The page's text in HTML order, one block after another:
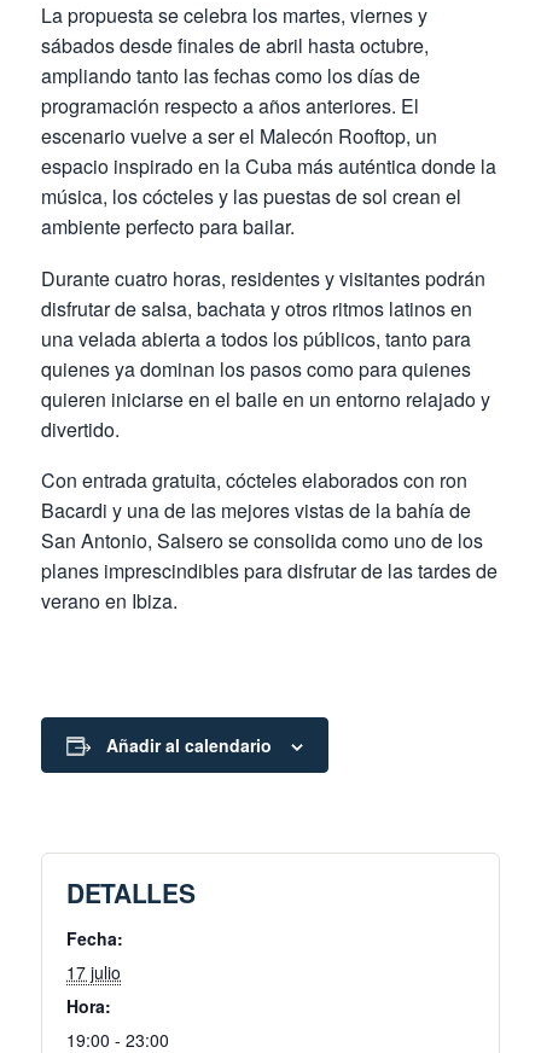
La propuesta se celebra los martes, viernes y
sábados desde finales de abril hasta octubre,
ampliando tanto las fechas como los días de
programación respecto a años anteriores. El
escenario vuelve a ser el Malecón Rooftop, un
espacio inspirado en la Cuba más auténtica donde la
música, los cócteles y las puestas de sol crean el
ambiente perfecto para bailar.
Durante cuatro horas, residentes y visitantes podrán
disfrutar de salsa, bachata y otros ritmos latinos en
una velada abierta a todos los públicos, tanto para
quienes ya dominan los pasos como para quienes
quieren iniciarse en el baile en un entorno relajado y
divertido.
Con entrada gratuita, cócteles elaborados con ron
Bacardi y una de las mejores vistas de la bahía de
San Antonio, Salsero se consolida como uno de los
planes imprescindibles para disfrutar de las tardes de
verano en Ibiza.
Añadir al calendario
DETALLES
Fecha:
17 julio
Hora:
19:00 - 23:00